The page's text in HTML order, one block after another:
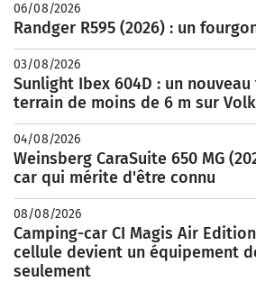
06/08/2026
Randger R595 (2026) : un
03/08/2026
Sunlight Ibex 604D : un
terrain de moins de 6 m sur
04/08/2026
Weinsberg CaraSuite 650 MG
car qui mérite d'être connu
08/08/2026
Camping-car CI Magis Air
cellule devient un équipement
seulement